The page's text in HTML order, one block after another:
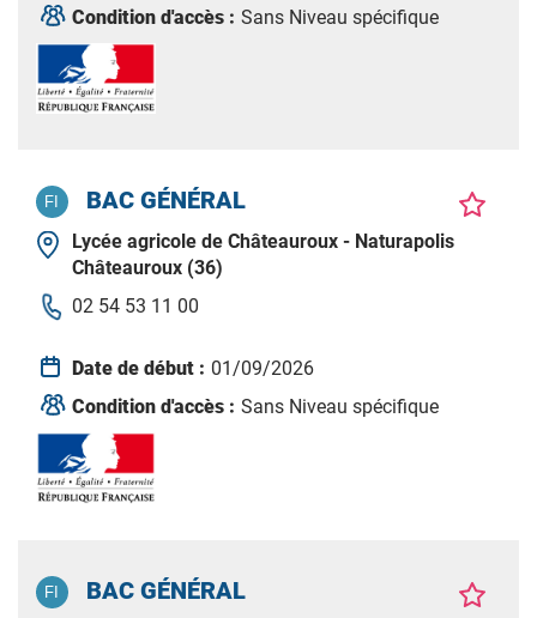
Condition d'accès : Sans Niveau spécifique
BAC GÉNÉRAL
Lycée agricole de Châteauroux - Naturapolis
Châteauroux (36)
02 54 53 11 00
Date de début : 01/09/2026
Condition d'accès : Sans Niveau spécifique
BAC GÉNÉRAL